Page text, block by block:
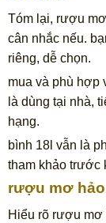
Tóm lại, rượu
cân nhắc nếu.
riêng, dễ chọn.
mua và phù hợp
là dùng tại nhà,
hạng.
bình 18l vẫn là
tham khảo trước
rượu mơ
Hiểu rõ rượu